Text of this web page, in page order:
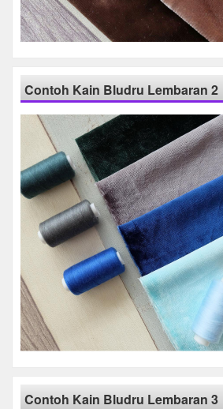
Contoh Kain Bludru Lembaran 2
Contoh Kain Bludru Lembaran 3